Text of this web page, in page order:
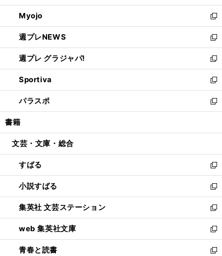
開
く
ウ
で
開
く
ン
ド
ウ
で
開
く
ウ
ィ
ン
ド
ウ
で
開
く
Myojo
新
し
い
ウ
ィ
ン
ド
ウ
で
開
週プレNEWS
新
し
い
ウ
ィ
ン
ド
ウ
開
週プレ グラジャパ!
新
し
い
ウ
ィ
ン
ウ
開
く
Sportiva
新
し
い
ウ
ン
ウ
で
開
く
パラスポ
新
し
ウ
ン
ド
ウ
で
開
く
書籍
文芸・文庫・総合
すばる
新
し
い
ウ
ィ
ン
ド
ウ
で
小説すばる
新
し
い
ウ
ィ
ン
ド
集英社 文芸ステーション
新
し
い
ウ
ィ
web 集英社文庫
新
し
い
青春と読書
新